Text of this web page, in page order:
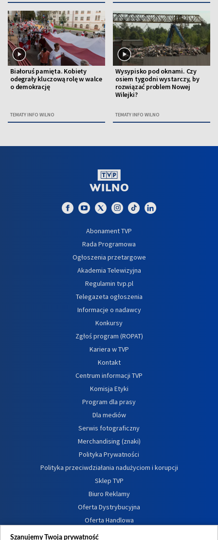
Białoruś pamięta. Kobiety
odegrały kluczową rolę w walce
o demokrację
TEMATY INFO WILNO
Wysypisko pod oknami. Czy
osiem tygodni wystarczy, by
rozwiązać problem Nowej
Wilejki?
TEMATY INFO WILNO
Abonament TVP
Rada Programowa
Ogłoszenia przetargowe
Akademia Telewizyjna
Regulamin tvp.pl
Telegazeta ogłoszenia
Informacje o nadawcy
Konkursy
Zgłoś program (ROPAT)
Kariera w TVP
Kontakt
Centrum informacji TVP
Komisja Etyki
Program dla prasy
Dla mediów
Serwis fotograficzny
Merchandising (znaki)
Polityka Prywatności
Polityka przeciwdziałania nadużyciom i korupcji
Sklep TVP
Biuro Reklamy
Oferta Dystrybucyjna
Oferta Handlowa
Dostępność
Szanujemy Twoją prywatność